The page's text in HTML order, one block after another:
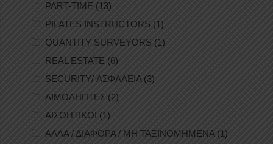
PART-TIME (13)
PILATES INSTRUCTORS (1)
QUANTITY SURVEYORS (1)
REAL ESTATE (6)
SECURITY/ ΑΣΦΑΛΕΙΑ(3)
ΑΙΜΟΛΗΠΤΕΣ (2)
ΑΙΣΘΗΤΙΚΟΙ (1)
ΑΛΛΑ / ΔΙΑΦΟΡΑ / ΜΗ ΤΑΞΙΝΟΜΗΜΕΝΑ(1)